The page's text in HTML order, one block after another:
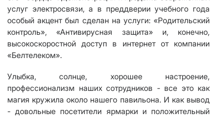
услуг электросвязи, а в преддверии учебного года
особый акцент был сделан на услуги:«Родительский
контроль», «Антивирусная защита»
и, конечно,
высокоскоростной доступ в интернет от компании
«Белтелеком».
Улыбка, солнце, хорошее настроение,
профессионализм наших сотрудников - все это как
магия кружила около нашего павильона. И как вывод
- довольные посетители ярмарки и положительный